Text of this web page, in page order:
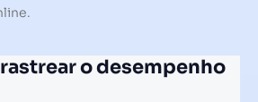
o desempenho